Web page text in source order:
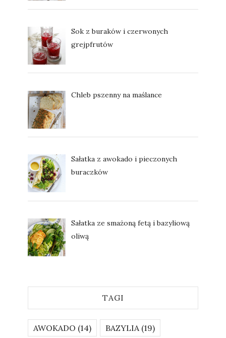
Sok z buraków i czerwonych
grejpfrutów
Chleb pszenny na maślance
Sałatka z awokado i pieczonych
buraczków
Sałatka ze smażoną fetą i bazyliową
oliwą
TAGI
AWOKADO (14) BAZYLIA(19)